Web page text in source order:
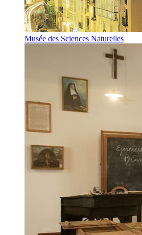
Musée des Sciences Naturelles